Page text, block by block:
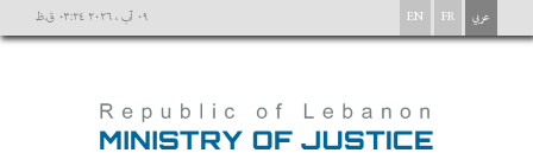
٠٩ آب ، ٢٠٢٦ ٠٣:٢٤ ق.ظ EN FR عربي